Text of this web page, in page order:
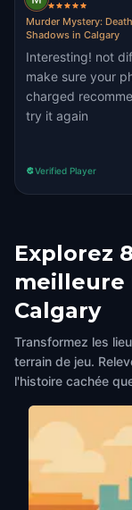
Murder Mystery:
Shadows in Calgary
Interesting! not
make sure your
charged
try it again
Verified Player
Explorez
meilleure
Calgary
Transformez les
terrain de jeu.
l'histoire cachée